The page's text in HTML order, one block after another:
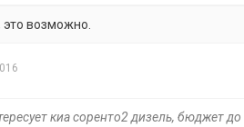
это возможно.
киа соренто2 дизель, бюджет